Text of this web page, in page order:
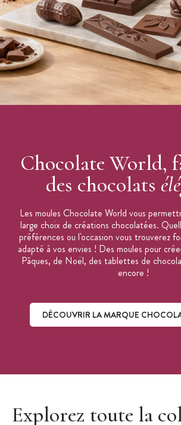
Dimension de la plaque : 275 x 135 x 40
Fabrication : Belgique
Moule vendu à l'unité
Chocolate World
Chocolate World,
des chocolats
Les moules Chocolate World vous
large choix de créations chocolatées.
préférences ou l'occasion vous trouverez
adapté à vos envies ! Des moules pour
Pâques, de Noël, des tablettes de
encore !
DÉCOUVRIR LA MARQUE
Explorez toute la